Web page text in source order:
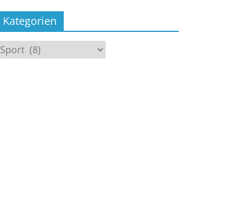
Kategorien
Kategorien